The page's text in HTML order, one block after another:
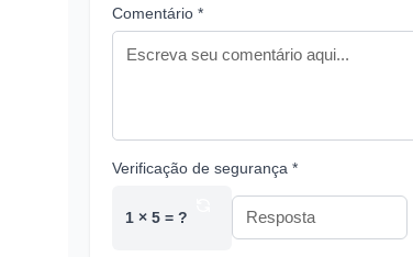
Comentário *
Verificação de segurança *
1 × 5 = ?